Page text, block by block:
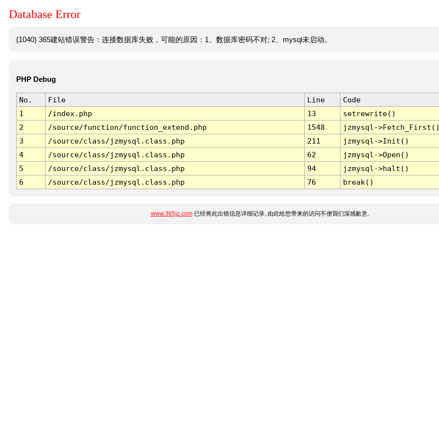
Database Error
(1040) 365建站错误警告：连接数据库失败，可能的原因：1、数据库密码不对; 2、mysql未启动。
PHP Debug
No. File Line
Code
1
/index.php 13
setrewrite()
2
/source/function/function_extend.php 1548
jzmysql-
3
/source/class/jzmysql.class.php 211
jzmysql->Init()
4
/source/class/jzmysql.class.php 62
jzmysql->Open()
5
/source/class/jzmysql.class.php 94
jzmysql->halt()
6
/source/class/jzmysql.class.php 76 break()
www.365jz.com已经将此出错信息详细记录, 由此给您带来的访问不便我们深感歉意.